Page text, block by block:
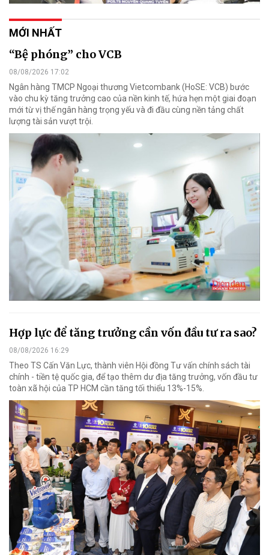
MỚI NHẤT
“Bệ phóng” cho VCB
08/08/2026 17:02
Ngân hàng TMCP Ngoại thương Vietcombank (HoSE: VCB) bước
vào chu kỳ tăng trưởng cao của nền kinh tế, hứa hẹn một giai đoạn
mới từ vị thế ngân hàng trọng yếu và đi đầu cùng nền tảng chất
lượng tài sản vượt trội.
Hợp lực để tăng trưởng cần vốn đầu tư ra sao?
08/08/2026 16:29
Theo TS Cấn Văn Lực, thành viên Hội đồng Tư vấn chính sách tài
chính - tiền tệ quốc gia, để tạo thêm dư địa tăng trưởng, vốn đầu tư
toàn xã hội của TP HCM cần tăng tối thiểu 13%-15%.